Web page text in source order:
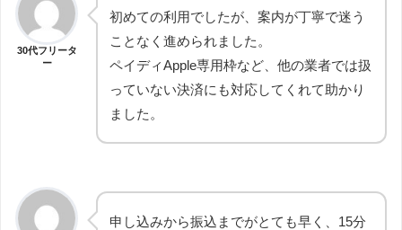
30代フリータ
ー
初めての利用でしたが、案内が丁寧で迷う
ことなく進められました。
ペイディApple専用枠など、他の業者では扱
っていない決済にも対応してくれて助かり
ました。
申し込みから振込までがとても早く、15分